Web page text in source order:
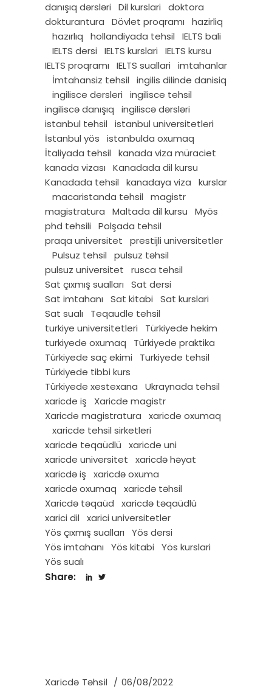
danışıq dərsləri
Dil kurslari
doktora
dokturantura
Dövlet proqramı
hazirliq
hazırlıq
hollandiyada tehsil
IELTS bali
IELTS dersi
IELTS kurslari
IELTS kursu
IELTS proqramı
IELTS suallari
imtahanlar
İmtahansiz tehsil
ingilis dilinde danisiq
ingilisce dersleri
ingilisce tehsil
ingiliscə danışıq
ingiliscə dərsləri
istanbul tehsil
istanbul universitetleri
İstanbul yös
istanbulda oxumaq
İtaliyada tehsil
kanada viza müraciet
kanada vizası
Kanadada dil kursu
Kanadada tehsil
kanadaya viza
kurslar
macaristanda tehsil
magistr
magistratura
Maltada dil kursu
Myös
phd tehsili
Polşada tehsil
praqa universitet
prestijli universitetler
Pulsuz tehsil
pulsuz təhsil
pulsuz universitet
rusca tehsil
Sat çıxmış sualları
Sat dersi
Sat imtahanı
Sat kitabi
Sat kurslari
Sat sualı
Teqaudle tehsil
turkiye universitetleri
Türkiyede hekim
turkiyede oxumaq
Türkiyede praktika
Türkiyede saç ekimi
Turkiyede tehsil
Türkiyede tibbi kurs
Türkiyede xestexana
Ukraynada tehsil
xaricde iş
Xaricde magistr
Xaricde magistratura
xaricde oxumaq
xaricde tehsil sirketleri
xaricde teqaüdlü
xaricde uni
xaricde universitet
xaricdə həyat
xaricdə iş
xaricdə oxuma
xaricdə oxumaq
xaricdə təhsil
Xaricdə təqaüd
xaricdə təqaüdlü
xarici dil
xarici universitetler
Yös çıxmış sualları
Yös dersi
Yös imtahanı
Yös kitabi
Yös kurslari
Yös sualı
Share:
Xaricdə Təhsil 06/08/2022